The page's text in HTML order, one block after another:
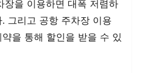
장을 이용하면 대폭 저렴하
그리고 공항 주차장 이용
을 통해 할인을 받을 수 있